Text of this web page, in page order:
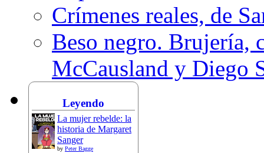
Crímenes reales, de
Beso negro. Brujería,
McCausland y Diego
Leyendo
La mujer rebelde: la
historia de Margaret
Sanger
by Peter Bagge